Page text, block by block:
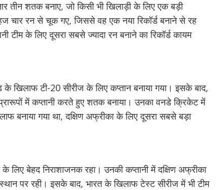
तीन शतक बनाए, जो किसी भी खिलाड़ी के लिए एक बड़ी
चार रन से चूक गए, जिससे वह एक नया रिकॉर्ड बनाने से रह
के लिए दूसरा सबसे ज्यादा रन बनाने का रिकॉर्ड कायम
खिलाफ टी-20 सीरीज के लिए कप्तान बनाया गया। इसके बाद,
में कप्तानी करते हुए शतक बनाया। उनका वनडे क्रिकेट में
बनाया गया था, दक्षिण अफ्रीका के लिए दूसरा सबसे बड़ा
बेहद निराशाजनक रहा। उनकी कप्तानी में दक्षिण अफ्रीका
पर रही। इसके बाद, भारत के खिलाफ टेस्ट सीरीज में भी टीम